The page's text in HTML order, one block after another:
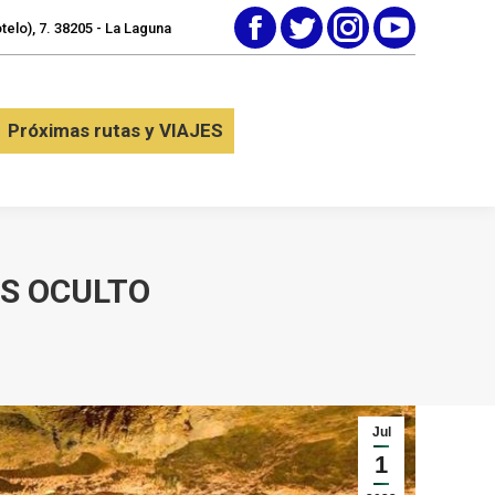
7. 38205 - La Laguna
FacebookTwitterInstagramYouTube
Próximas rutas y VIAJES
OCULTO
Jul
1